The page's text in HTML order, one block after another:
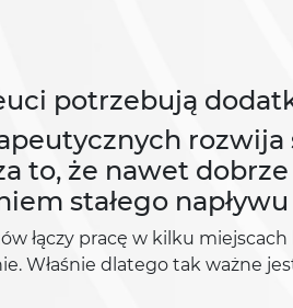
potrzebują
to, że nawet
stałego
łączy pracę w kilku
Właśnie dlatego tak ważne